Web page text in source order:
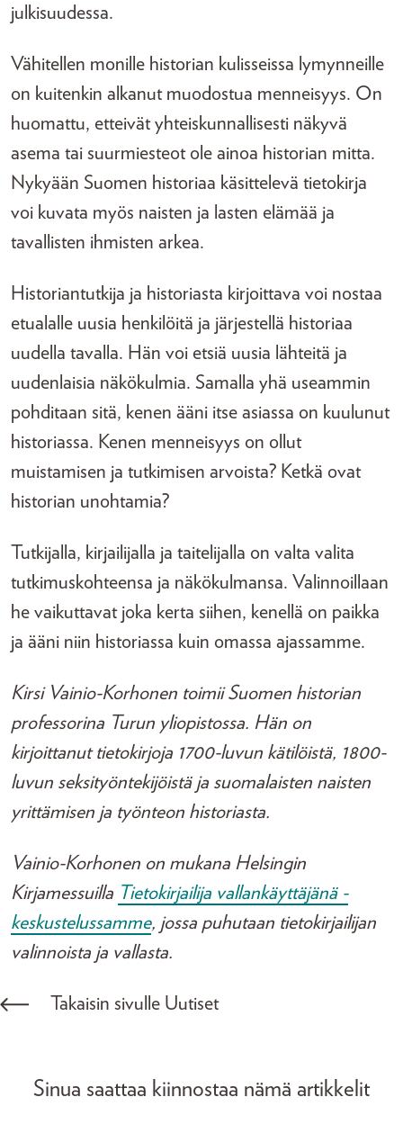
julkisuudessa.
Vähitellen monille historian kulisseissa lymynneille
on kuitenkin alkanut muodostua menneisyys. On
huomattu, etteivät yhteiskunnallisesti näkyvä
asema tai suurmiesteot ole ainoa historian mitta.
Nykyään Suomen historiaa käsittelevä tietokirja
voi kuvata myös naisten ja lasten elämää ja
tavallisten ihmisten arkea.
Historiantutkija ja historiasta kirjoittava voi nostaa
etualalle uusia henkilöitä ja järjestellä historiaa
uudella tavalla. Hän voi etsiä uusia lähteitä ja
uudenlaisia näkökulmia. Samalla yhä useammin
pohditaan sitä, kenen ääni itse asiassa on kuulunut
historiassa. Kenen menneisyys on ollut
muistamisen ja tutkimisen arvoista? Ketkä ovat
historian unohtamia?
Tutkijalla, kirjailijalla ja taitelijalla on valta valita
tutkimuskohteensa ja näkökulmansa. Valinnoillaan
he vaikuttavat joka kerta siihen, kenellä on paikka
ja ääni niin historiassa kuin omassa ajassamme.
Kirsi Vainio-Korhonen toimii Suomen historian
professorina Turun yliopistossa. Hän on
kirjoittanut tietokirjoja 1700-luvun kätilöistä, 1800-
luvun seksityöntekijöistä ja suomalaisten naisten
yrittämisen ja työnteon historiasta.
Vainio-Korhonen on mukana Helsingin
Kirjamessuilla Tietokirjailija vallankäyttäjänä -
keskustelussamme, jossa puhutaan tietokirjailijan
valinnoista ja vallasta.
Takaisin sivulle Uutiset
Sinua saattaa kiinnostaa nämä artikkelit